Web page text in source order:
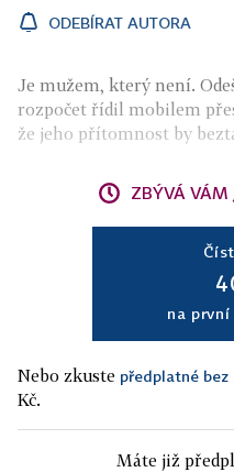
ODEBÍRAT AUTORA
Je mužem, který není.
rozpočet řídil mobilem
že jeho přítomnost by
ZBÝVÁ VÁM
na
Nebo zkuste předplatné
Kč.
Máte již